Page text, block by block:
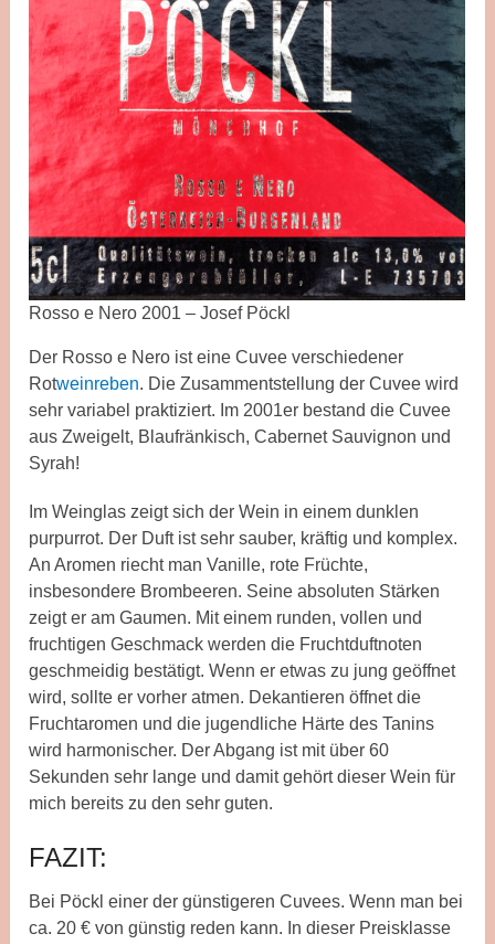
Rosso e Nero 2001 – Josef Pöckl
Der Rosso e Nero ist eine Cuvee verschiedener
Rotweinreben. Die Zusammentstellung der Cuvee wird
sehr variabel praktiziert. Im 2001er bestand die Cuvee
aus Zweigelt, Blaufränkisch, Cabernet Sauvignon und
Syrah!
Im Weinglas zeigt sich der Wein in einem dunklen
purpurrot. Der Duft ist sehr sauber, kräftig und komplex.
An Aromen riecht man Vanille, rote Früchte,
insbesondere Brombeeren. Seine absoluten Stärken
zeigt er am Gaumen. Mit einem runden, vollen und
fruchtigen Geschmack werden die Fruchtduftnoten
geschmeidig bestätigt. Wenn er etwas zu jung geöffnet
wird, sollte er vorher atmen. Dekantieren öffnet die
Fruchtaromen und die jugendliche Härte des Tanins
wird harmonischer. Der Abgang ist mit über 60
Sekunden sehr lange und damit gehört dieser Wein für
mich bereits zu den sehr guten.
FAZIT:
Bei Pöckl einer der günstigeren Cuvees. Wenn man bei
ca. 20 € von günstig reden kann. In dieser Preisklasse